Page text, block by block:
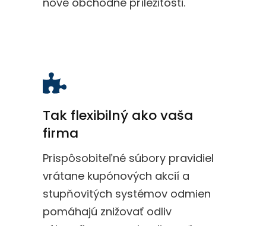
Tak flexibilný ako vaša
firma
Prispôsobiteľné súbory pravidiel
vrátane kupónových akcií a
stupňovitých systémov odmien
pomáhajú znižovať odliv